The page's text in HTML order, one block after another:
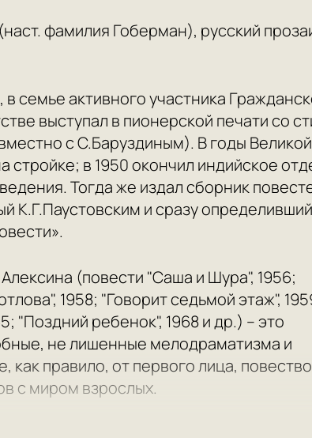
(наст. фамилия Гоберман), русский
в семье активного участника
выступал в пионерской печати со
с С.Баруздиным). В годы Великой
стройке; в 1950 окончил индийское
Тогда же издал сборник
К.Г.Паустовским и сразу
(повести "Саша и Шура", 1956;
1958; "Говорит седьмой этаж",
"Поздний ребенок", 1968 и др.) – это
не лишенные мелодраматизма и
правило, от первого лица,
с миром взрослых.